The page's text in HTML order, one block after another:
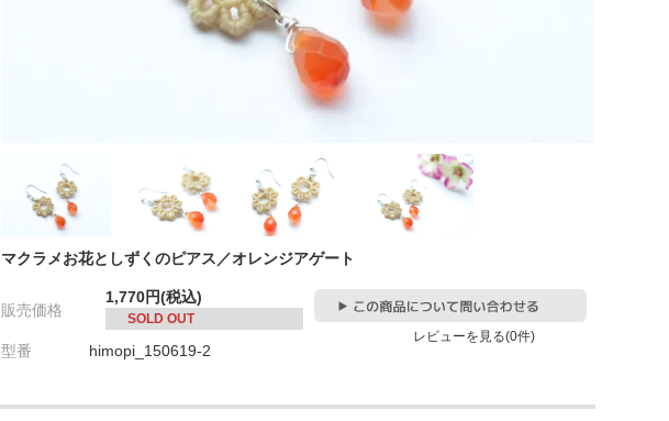
マクラメお花としずくのピアス／オレンジアゲート
販売価格
1,770円(税込)
SOLD OUT
型番 himopi_150619-2
レビューを見る(0件)